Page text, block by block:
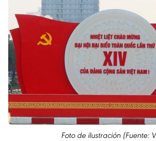
Foto de ilustración (Fuente: